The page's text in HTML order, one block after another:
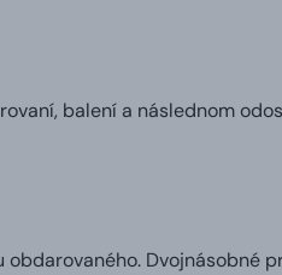
balení a následnom
Dvojnásobné